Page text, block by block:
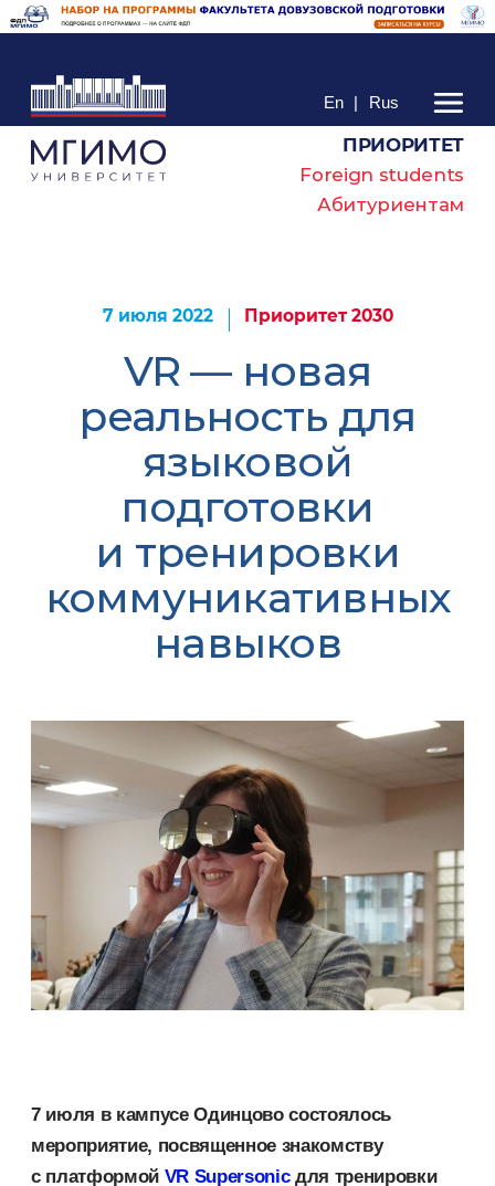
En | Rus
ПРИОРИТЕТ
Foreign students
Абитуриентам
7 июля 2022 Приоритет 2030
VR — новая
реальность для
языковой
подготовки
и тренировки
коммуникативных
навыков
7 июля в кампусе Одинцово состоялось
мероприятие, посвященное знакомству
с платформой VR Supersonicдля тренировки